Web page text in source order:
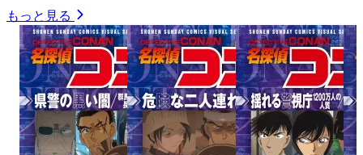
もっと見る